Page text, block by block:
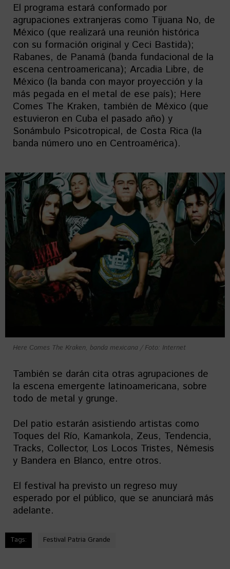
El programa estará conformado por
agrupaciones extranjeras como Tijuana No, de
México (que realizará una reunión histórica
con su formación original y Ceci Bastida);
Rabanes, de Panamá (banda fundacional de la
escena centroamericana); Arcadia Libre, de
México (la banda con mayor proyección y la
más pegada en el metal de ese país); Here
Comes The Kraken, también de México (que
estuvieron en Cuba el pasado año) y
Sonámbulo Psicotropical, de Costa Rica (la
banda número uno en Centroamérica).
Here Comes The Kraken, banda mexicana / Foto: Internet
También se darán cita otras agrupaciones de
la escena emergente latinoamericana, sobre
todo de metal y grunge.
Del patio estarán asistiendo artistas como
Toques del Río, Kamankola, Zeus, Tendencia,
Tracks, Collector, Los Locos Tristes, Némesis
y Bandera en Blanco, entre otros.
El festival ha previsto un regreso muy
esperado por el público, que se anunciará más
adelante.
Tags: Festival Patria Grande